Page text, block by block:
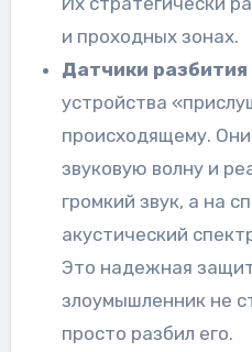
и проходных зонах.
Датчики разбития
устройства
происходящему.
звуковую волну и
громкий звук, а на
акустический
Это надежная
злоумышленник не
просто разбил его.